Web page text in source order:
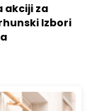
akciji za
Izbori